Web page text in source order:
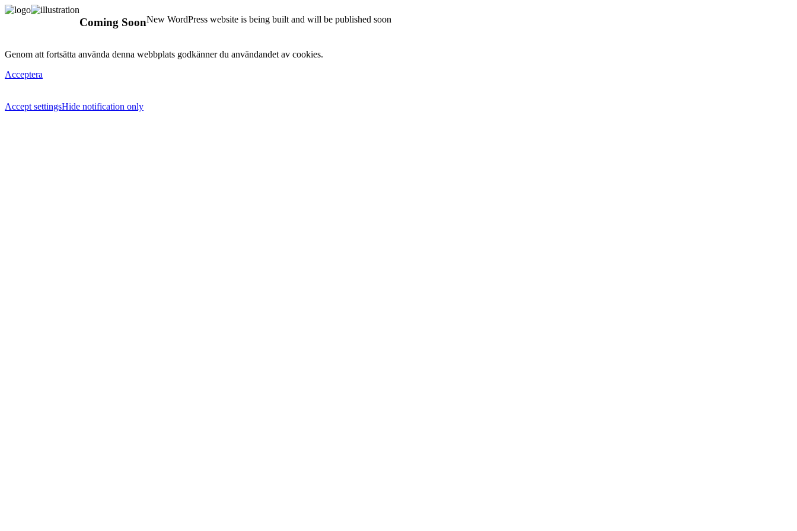
Coming SoonNew WordPress website is being built and will be published soon
Genom att fortsätta använda denna webbplats godkänner du användandet av cookies.
Acceptera
Accept settingsHide notification only